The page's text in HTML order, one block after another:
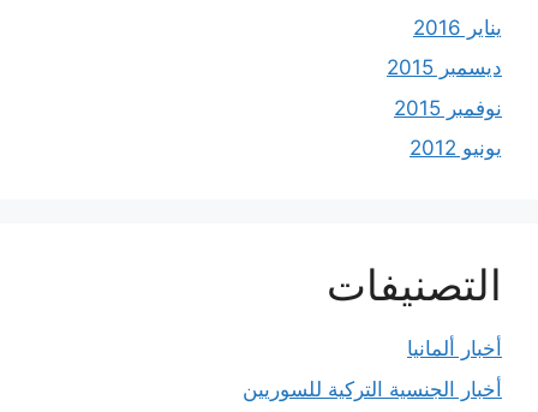
يناير 2016
ديسمبر 2015
نوفمبر 2015
يونيو 2012
التصنيفات
أخبار ألمانيا
أخبار الجنسية التركية للسوريين